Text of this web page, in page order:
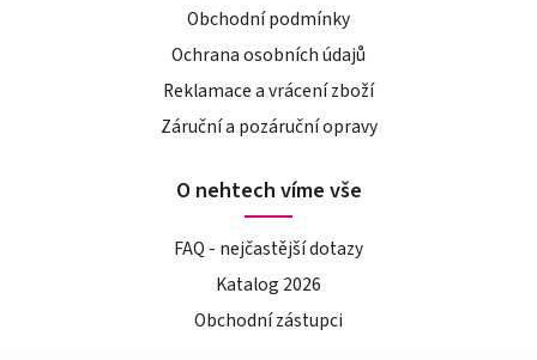
Obchodní podmínky
Ochrana osobních údajů
Reklamace a vrácení zboží
Záruční a pozáruční opravy
O nehtech víme vše
FAQ - nejčastější dotazy
Katalog 2026
Obchodní zástupci